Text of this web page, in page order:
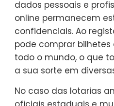
dados pessoais e
online permanecem
confidenciais. Ao
pode comprar
todo o mundo, o que
a sua sorte em
No caso das lotarias